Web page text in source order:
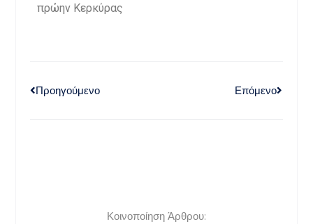
πρώην Κερκύρας
Προηγούμενο Επόμενο
Κοινοποίηση Άρθρου: